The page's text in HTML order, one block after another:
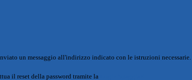
un messaggio all'indirizzo indicato con le istruzioni necessarie.
il reset della password tramite la